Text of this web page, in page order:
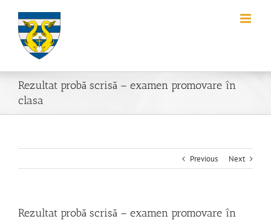
content
Rezultat probă scrisă – examen promovare în
clasa
Previous Next
Rezultat probă scrisă – examen promovare în